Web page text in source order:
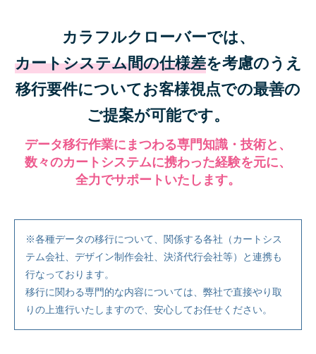
カラフルクローバーでは、
カートシステム間の仕様差を考慮のうえ
移行要件についてお客様視点での最善の
ご提案が可能です。
データ移行作業にまつわる専門知識・技術と、
数々のカートシステムに携わった経験を元に、
全力でサポートいたします。
※各種データの移行について、関係する各社（カートシス
テム会社、デザイン制作会社、決済代行会社等）と連携も
行なっております。
移行に関わる専門的な内容については、弊社で直接やり取
りの上進行いたしますので、安心してお任せください。